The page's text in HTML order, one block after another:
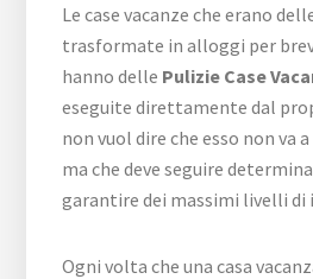
Le case vacanze che erano
trasformate in alloggi per
hanno delle Pulizie Case
eseguite direttamente dal
non vuol dire che esso non va
ma che deve seguire
garantire dei massimi livelli di
Ogni volta che una casa